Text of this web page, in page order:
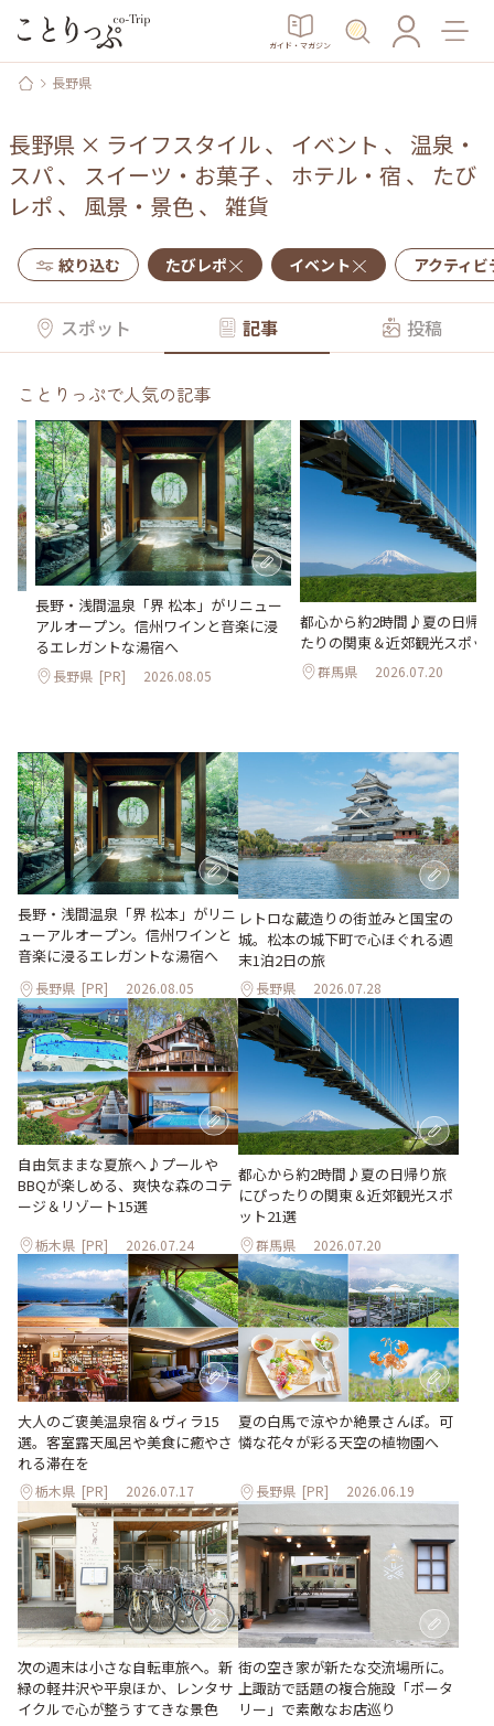
ガイド・マガジン
長野県
長野県 × ライフスタイル、 イベント 、 温泉・
スパ、 スイーツ・お菓子、 ホテル・宿 、 たび
レポ 、 風景・景色、 雑貨
絞り込む たびレポ イベント アクティ
スポット 記事 投稿
ことりっぷで人気の記事
長野・浅間温泉「界 松本」がリニュー
アルオープン。信州ワインと音楽に浸
るエレガントな湯宿へ
長野県 [PR] 2026.08.05
都心から約2時間♪夏の日帰
たりの関東＆近郊観光スポッ
群馬県 2026.07.20
長野・浅間温泉「界 松本」がリニ
ューアルオープン。信州ワインと
音楽に浸るエレガントな湯宿へ
長野県 [PR] 2026.08.05
レトロな蔵造りの街並みと国宝の
城。松本の城下町で心ほぐれる週
末1泊2日の旅
長野県 2026.07.28
自由気ままな夏旅へ♪プールや
BBQが楽しめる、爽快な森のコテ
ージ＆リゾート15選
栃木県 [PR] 2026.07.24
都心から約2時間♪夏の日帰り旅
にぴったりの関東＆近郊観光スポ
ット21選
群馬県 2026.07.20
大人のご褒美温泉宿＆ヴィラ15
選。客室露天風呂や美食に癒やさ
れる滞在を
栃木県 [PR] 2026.07.17
夏の白馬で涼やか絶景さんぽ。可
憐な花々が彩る天空の植物園へ
長野県 [PR] 2026.06.19
次の週末は小さな自転車旅へ。新
緑の軽井沢や平泉ほか、レンタサ
イクルで心が整うすてきな景色
街の空き家が新たな交流場所に。
上諏訪で話題の複合施設「ポータ
リー」で素敵なお店巡り